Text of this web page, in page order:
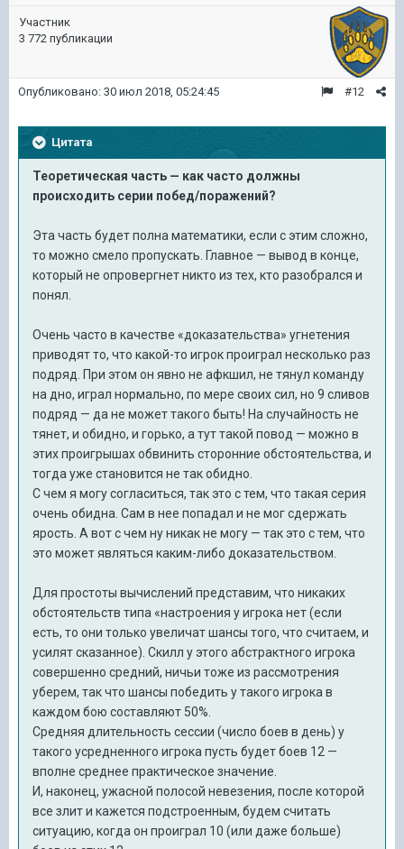
Участник
3 772 публикации
#12
Опубликовано: 30 июл 2018, 05:24:45
Цитата
Теоретическая часть — как часто должны
происходить серии побед/поражений?
Эта часть будет полна математики, если с этим сложно,
то можно смело пропускать. Главное — вывод в конце,
который не опровергнет никто из тех, кто разобрался и
понял.
Очень часто в качестве «доказательства» угнетения
приводят то, что какой-то игрок проиграл несколько раз
подряд. При этом он явно не афкшил, не тянул команду
на дно, играл нормально, по мере своих сил, но 9 сливов
подряд — да не может такого быть! На случайность не
тянет, и обидно, и горько, а тут такой повод — можно в
этих проигрышах обвинить сторонние обстоятельства, и
тогда уже становится не так обидно.
С чем я могу согласиться, так это с тем, что такая серия
очень обидна. Сам в нее попадал и не мог сдержать
ярость. А вот с чем ну никак не могу — так это с тем, что
это может являться каким-либо доказательством.
Для простоты вычислений представим, что никаких
обстоятельств типа «настроения у игрока нет (если
есть, то они только увеличат шансы того, что считаем, и
усилят сказанное). Скилл у этого абстрактного игрока
совершенно средний, ничьи тоже из рассмотрения
уберем, так что шансы победить у такого игрока в
каждом бою составляют 50%.
Средняя длительность сессии (число боев в день) у
такого усредненного игрока пусть будет боев 12 —
вполне среднее практическое значение.
И, наконец, ужасной полосой невезения, после которой
все злит и кажется подстроенным, будем считать
ситуацию, когда он проиграл 10 (или даже больше)